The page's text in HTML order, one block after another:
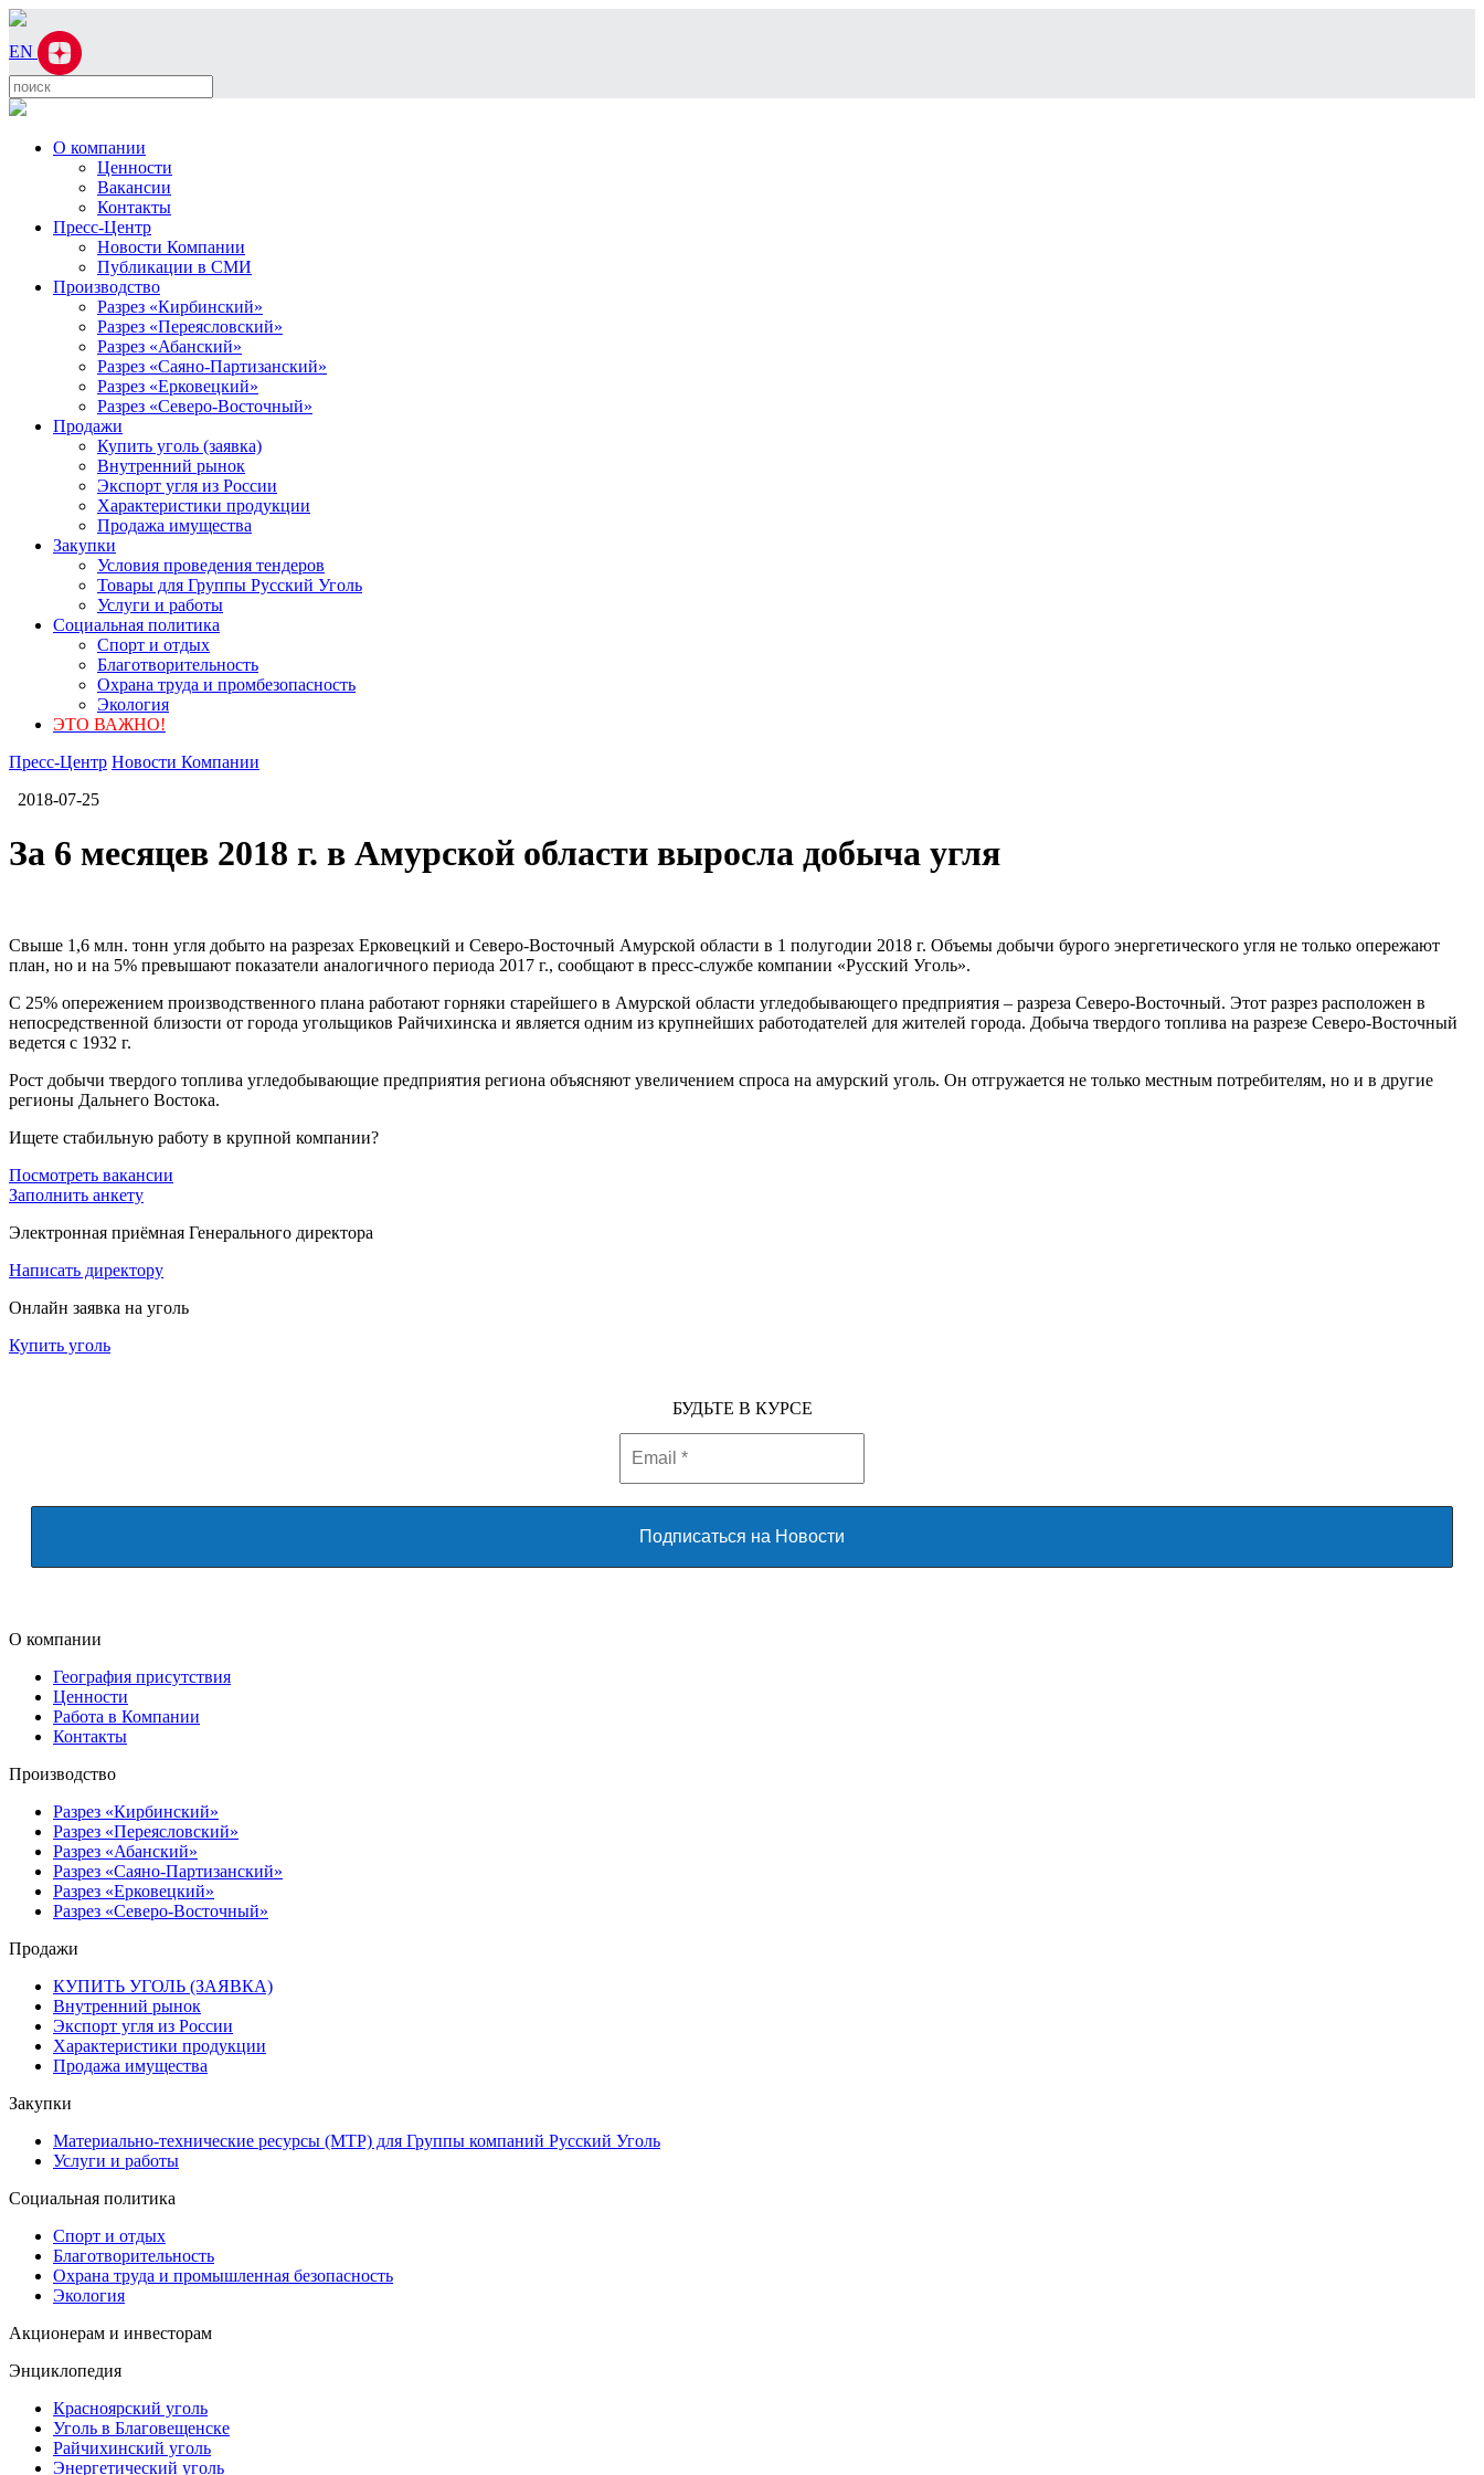
EN
О компании
Ценности
Вакансии
Контакты
Пресс-Центр
Новости Компании
Публикации в СМИ
Производство
Разрез «Кирбинский»
Разрез «Переясловский»
Разрез «Абанский»
Разрез «Саяно-Партизанский»
Разрез «Ерковецкий»
Разрез «Северо-Восточный»
Продажи
Купить уголь (заявка)
Внутренний рынок
Экспорт угля из России
Характеристики продукции
Продажа имущества
Закупки
Условия проведения тендеров
Товары для Группы Русский Уголь
Услуги и работы
Социальная политика
Спорт и отдых
Благотворительность
Охрана труда и промбезопасность
Экология
ЭТО ВАЖНО!
Пресс-Центр Новости Компании
2018-07-25
За 6 месяцев 2018 г. в Амурской области выросла добыча угля
Свыше 1,6 млн. тонн угля добыто на разрезах Ерковецкий и Северо-Восточный Амурской области в 1 полугодии 2018 г. Объемы добычи бурого энергетического угля не только опережают
план, но и на 5% превышают показатели аналогичного периода 2017 г., сообщают в пресс-службе компании «Русский Уголь».
С 25% опережением производственного плана работают горняки старейшего в Амурской области угледобывающего предприятия – разреза Северо-Восточный. Этот разрез расположен в
непосредственной близости от города угольщиков Райчихинска и является одним из крупнейших работодателей для жителей города. Добыча твердого топлива на разрезе Северо-Восточный
ведется с 1932 г.
Рост добычи твердого топлива угледобывающие предприятия региона объясняют увеличением спроса на амурский уголь. Он отгружается не только местным потребителям, но и в другие
регионы Дальнего Востока.
Ищете стабильную работу в крупной компании?
Посмотреть вакансии
Заполнить анкету
Электронная приёмная Генерального директора
Написать директору
Онлайн заявка на уголь
Купить уголь
БУДЬТЕ В КУРСЕ
О компании
География присутствия
Ценности
Работа в Компании
Контакты
Производство
Разрез «Кирбинский»
Разрез «Переясловский»
Разрез «Абанский»
Разрез «Саяно-Партизанский»
Разрез «Ерковецкий»
Разрез «Северо-Восточный»
Продажи
КУПИТЬ УГОЛЬ (ЗАЯВКА)
Внутренний рынок
Экспорт угля из России
Характеристики продукции
Продажа имущества
Закупки
Материально-технические ресурсы (МТР) для Группы компаний Русский Уголь
Услуги и работы
Социальная политика
Спорт и отдых
Благотворительность
Охрана труда и промышленная безопасность
Экология
Акционерам и инвесторам
Энциклопедия
Красноярский уголь
Уголь в Благовещенске
Райчихинский уголь
Энергетический уголь